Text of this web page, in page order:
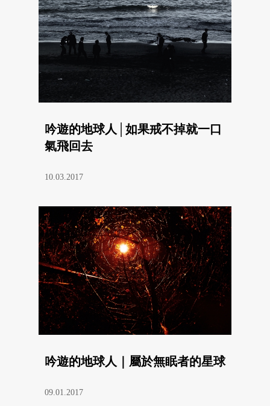
吟遊的地球人│如果戒不掉就一口
氣飛回去
10.03.2017
吟遊的地球人｜屬於無眠者的星球
09.01.2017